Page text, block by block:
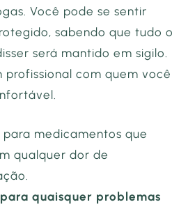
Você pode se sentir
sabendo que tudo o
será mantido em sigilo.
profissional com quem você
para medicamentos que
qualquer dor de
quaisquer problemas